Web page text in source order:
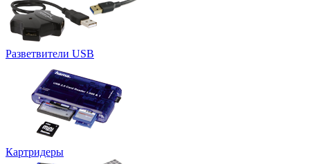
Разветвители USB
Картридеры